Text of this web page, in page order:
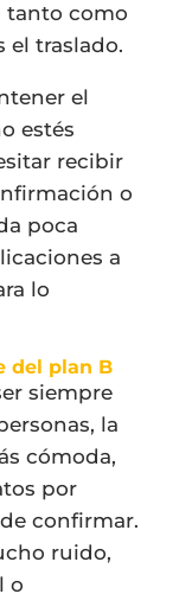
tanto como
el traslado.
el
estés
recibir
o
poca
a
lo
del plan B
siempre
la
cómoda,
por
confirmar.
ruido,
o